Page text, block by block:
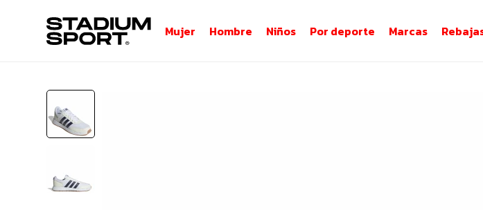
Mujer Hombre Niños Por deporte Marcas